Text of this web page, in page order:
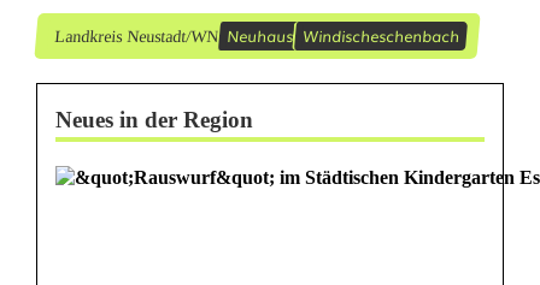
b
e
Landkreis Neustadt/WN Neuhaus Windischeschenbach
Neues in der Region